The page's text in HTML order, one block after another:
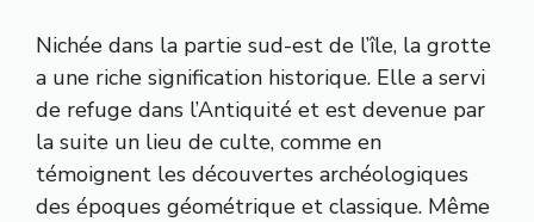
Nichée dans la partie sud-est de l’île, la grotte
a une riche signification historique. Elle a servi
de refuge dans l’Antiquité et est devenue par
la suite un lieu de culte, comme en
témoignent les découvertes archéologiques
des époques géométrique et classique. Même